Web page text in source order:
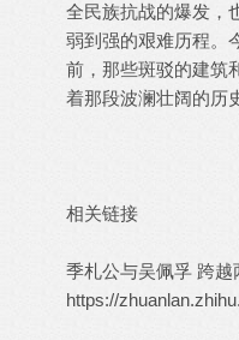
全民族抗战的爆发，
弱到强的艰难历程。
前，那些斑驳的建筑
着那段波澜壮阔的历
相关链接
季札公与吴佩孚 跨
https://